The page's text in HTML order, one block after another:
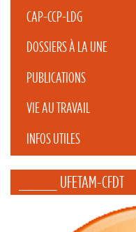
CAP-CCP-LDG
DOSSIERS À LA UNE
PUBLICATIONS
VIE AU TRAVAIL
INFOS UTILES
_____ UFETAM-CFDT